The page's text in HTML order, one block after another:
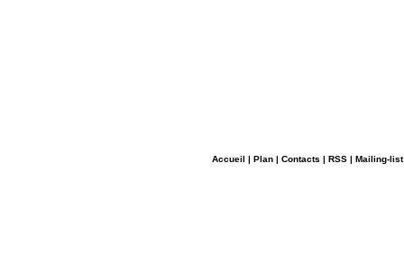
Accueil | Plan | Contacts | RSS | Mailing-list